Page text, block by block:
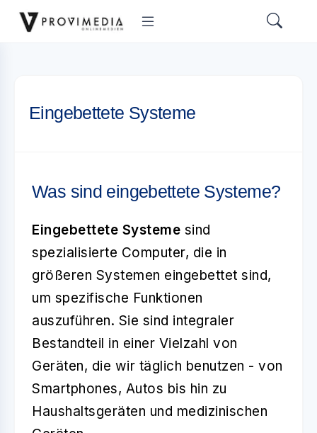
Eingebettete Systeme
Was sind eingebettete Systeme?
Eingebettete Systeme sind
spezialisierte Computer, die in
größeren Systemen eingebettet sind,
um spezifische Funktionen
auszuführen. Sie sind integraler
Bestandteil in einer Vielzahl von
Geräten, die wir täglich benutzen - von
Smartphones, Autos bis hin zu
Haushaltsgeräten und medizinischen